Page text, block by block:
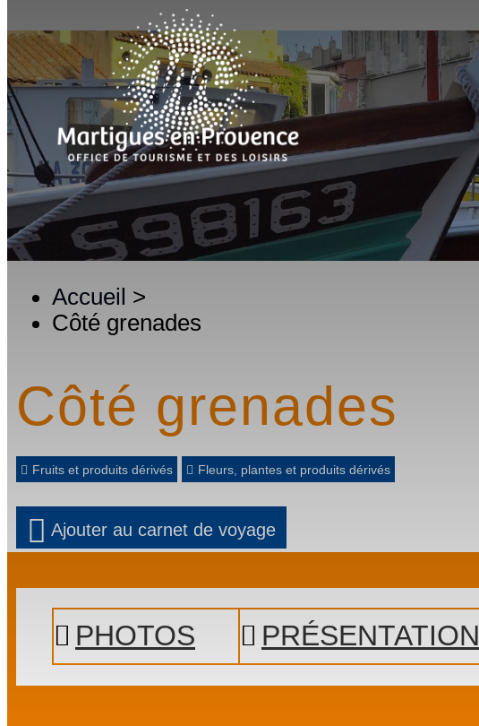
Accueil >
Côté grenades
Côté grenades
Fruits et produits dérivés Fleurs, plantes et produits dérivés
Ajouter au carnet de voyage
PHOTOS PRÉSENTATION
Next